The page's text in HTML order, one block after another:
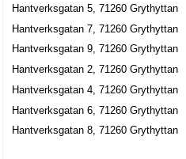
Hantverksgatan 5, 71260 Grythyttan
Hantverksgatan 7, 71260 Grythyttan
Hantverksgatan 9, 71260 Grythyttan
Hantverksgatan 2, 71260 Grythyttan
Hantverksgatan 4, 71260 Grythyttan
Hantverksgatan 6, 71260 Grythyttan
Hantverksgatan 8, 71260 Grythyttan